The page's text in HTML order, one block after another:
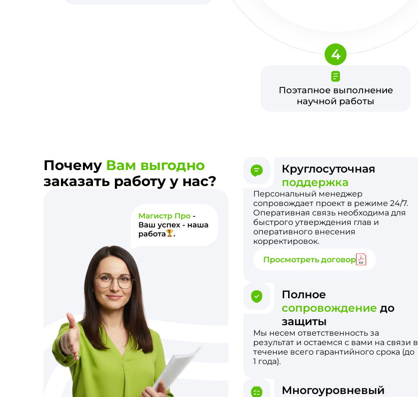
Поэтапное выполнение
научной работы
4
Почему Вам выгодно
заказать работу у нас?
Круглосуточная
поддержка
Персональный менеджер
сопровождает проект в режиме 24/7.
Оперативная связь необходима для
быстрого утверждения глав и
оперативного внесения
корректировок.
Просмотреть договор
Полное
сопровождение до
защиты
Мы несем ответственность за
результат и остаемся с вами на связи в
течение всего гарантийного срока (до
1 года).
Многоуровневый